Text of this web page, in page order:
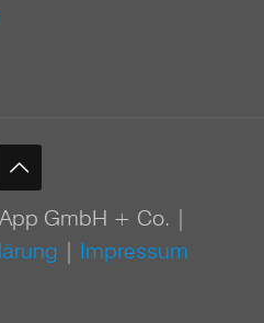
GmbH + Co. |
| Impressum